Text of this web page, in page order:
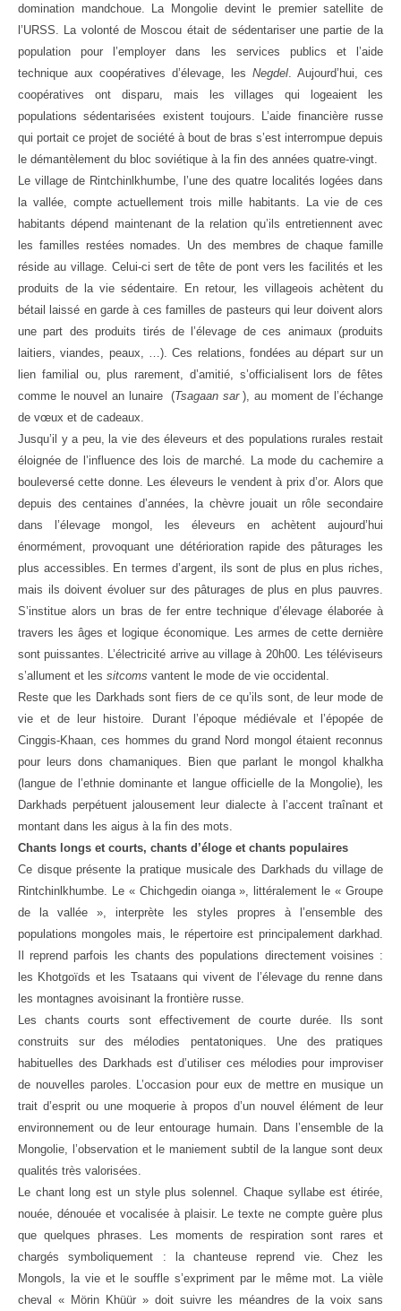
domination mandchoue. La Mongolie devint le premier satellite de
l’URSS. La volonté de Moscou était de sédentariser une partie de la
population pour l’employer dans les services publics et l’aide
technique aux coopératives d’élevage, les Negdel . Aujourd’hui, ces
coopératives ont disparu, mais les villages qui logeaient les
populations sédentarisées existent toujours. L’aide financière russe
qui portait ce projet de société à bout de bras s’est interrompue depuis
le démantèlement du bloc soviétique à la fin des années quatre-vingt.
Le village de Rintchinlkhumbe, l’une des quatre localités logées dans
la vallée, compte actuellement trois mille habitants. La vie de ces
habitants dépend maintenant de la relation qu’ils entretiennent avec
les familles restées nomades. Un des membres de chaque famille
réside au village. Celui-ci sert de tête de pont vers les facilités et les
produits de la vie sédentaire. En retour, les villageois achètent du
bétail laissé en garde à ces familles de pasteurs qui leur doivent alors
une part des produits tirés de l’élevage de ces animaux (produits
laitiers, viandes, peaux, …). Ces relations, fondées au départ sur un
lien familial ou, plus rarement, d’amitié, s’officialisent lors de fêtes
comme le nouvel an lunaire (Tsagaan sar), au moment de l’échange
de vœux et de cadeaux.
Jusqu’il y a peu, la vie des éleveurs et des populations rurales restait
éloignée de l’influence des lois de marché. La mode du cachemire a
bouleversé cette donne. Les éleveurs le vendent à prix d’or. Alors que
depuis des centaines d’années, la chèvre jouait un rôle secondaire
dans l’élevage mongol, les éleveurs en achètent aujourd’hui
énormément, provoquant une détérioration rapide des pâturages les
plus accessibles. En termes d’argent, ils sont de plus en plus riches,
mais ils doivent évoluer sur des pâturages de plus en plus pauvres.
S’institue alors un bras de fer entre technique d’élevage élaborée à
travers les âges et logique économique. Les armes de cette dernière
sont puissantes. L’électricité arrive au village à 20h00. Les téléviseurs
s’allument et les sitcoms vantent le mode de vie occidental.
Reste que les Darkhads sont fiers de ce qu’ils sont, de leur mode de
vie et de leur histoire. Durant l’époque médiévale et l’épopée de
Cinggis-Khaan, ces hommes du grand Nord mongol étaient reconnus
pour leurs dons chamaniques. Bien que parlant le mongol khalkha
(langue de l’ethnie dominante et langue officielle de la Mongolie), les
Darkhads perpétuent jalousement leur dialecte à l’accent traînant et
montant dans les aigus à la fin des mots.
Chants longs et courts, chants d’éloge et chants populaires
Ce disque présente la pratique musicale des Darkhads du village de
Rintchinlkhumbe. Le « Chichgedin oianga », littéralement le « Groupe
de la vallée », interprète les styles propres à l’ensemble des
populations mongoles mais, le répertoire est principalement darkhad.
Il reprend parfois les chants des populations directement voisines :
les Khotgoïds et les Tsataans qui vivent de l’élevage du renne dans
les montagnes avoisinant la frontière russe.
Les chants courts sont effectivement de courte durée. Ils sont
construits sur des mélodies pentatoniques. Une des pratiques
habituelles des Darkhads est d’utiliser ces mélodies pour improviser
de nouvelles paroles. L’occasion pour eux de mettre en musique un
trait d’esprit ou une moquerie à propos d’un nouvel élément de leur
environnement ou de leur entourage humain. Dans l’ensemble de la
Mongolie, l’observation et le maniement subtil de la langue sont deux
qualités très valorisées.
Le chant long est un style plus solennel. Chaque syllabe est étirée,
nouée, dénouée et vocalisée à plaisir. Le texte ne compte guère plus
que quelques phrases. Les moments de respiration sont rares et
chargés symboliquement : la chanteuse reprend vie. Chez les
Mongols, la vie et le souffle s’expriment par le même mot. La vièle
cheval « Mörin Khüür » doit suivre les méandres de la voix sans